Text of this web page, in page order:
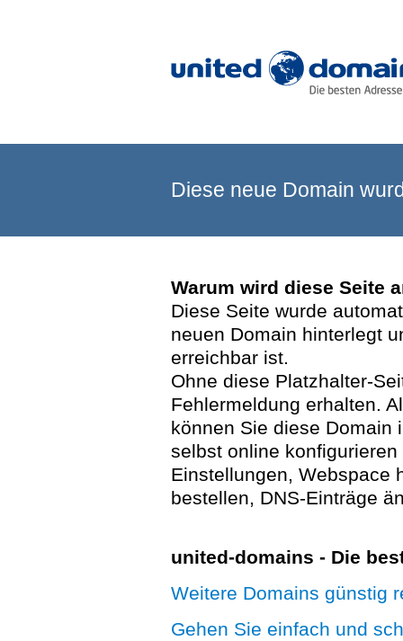
Diese neue Domain
Warum wird diese Seite
Diese Seite wurde
neuen Domain hinterlegt
erreichbar ist.
Ohne diese Platzhalter-
Fehlermeldung erhalten.
können Sie diese Domain
selbst online
Einstellungen, Webspace
bestellen, DNS-Einträge
united-domains - Die
Weitere Domains günstig
Gehen Sie einfach und